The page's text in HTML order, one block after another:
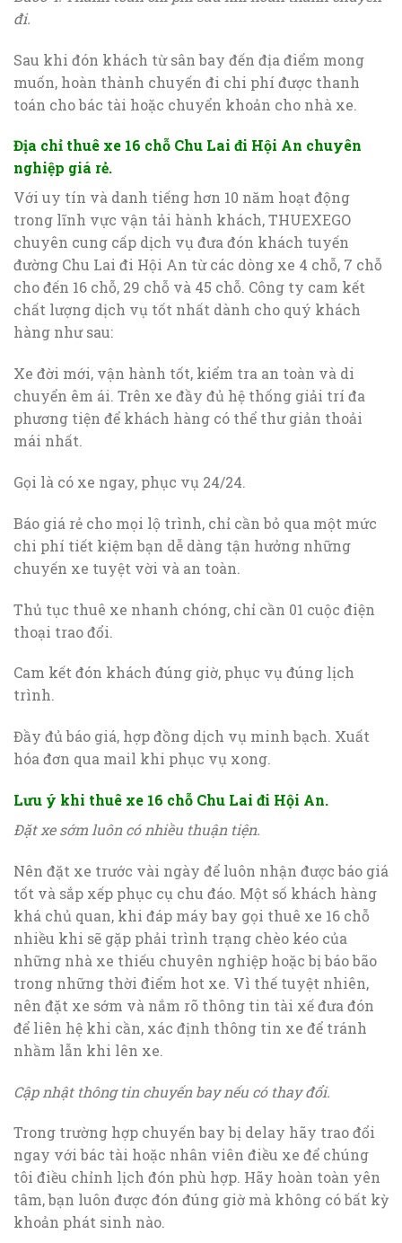
đi.
Sau khi đón khách từ sân bay đến địa điểm mong
muốn, hoàn thành chuyến đi chi phí được thanh
toán cho bác tài hoặc chuyển khoản cho nhà xe.
Địa chỉ thuê xe 16 chỗ Chu Lai đi Hội An chuyên
nghiệp giá rẻ.
Với uy tín và danh tiếng hơn 10 năm hoạt động
trong lĩnh vực vận tải hành khách, THUEXEGO
chuyên cung cấp dịch vụ đưa đón khách tuyến
đường Chu Lai đi Hội An từ các dòng xe 4 chỗ, 7 chỗ
cho đến 16 chỗ, 29 chỗ và 45 chỗ. Công ty cam kết
chất lượng dịch vụ tốt nhất dành cho quý khách
hàng như sau:
Xe đời mới, vận hành tốt, kiểm tra an toàn và di
chuyển êm ái. Trên xe đầy đủ hệ thống giải trí đa
phương tiện để khách hàng có thể thư giản thoải
mái nhất.
Gọi là có xe ngay, phục vụ 24/24.
Báo giá rẻ cho mọi lộ trình, chỉ cần bỏ qua một mức
chi phí tiết kiệm bạn dễ dàng tận hưởng những
chuyến xe tuyệt vời và an toàn.
Thủ tục thuê xe nhanh chóng, chỉ cần 01 cuộc điện
thoại trao đổi.
Cam kết đón khách đúng giờ, phục vụ đúng lịch
trình.
Đầy đủ báo giá, hợp đồng dịch vụ minh bạch. Xuất
hóa đơn qua mail khi phục vụ xong.
Lưu ý khi thuê xe 16 chỗ Chu Lai đi Hội An.
Đặt xe sớm luôn có nhiều thuận tiện.
Nên đặt xe trước vài ngày để luôn nhận được báo giá
tốt và sắp xếp phục cụ chu đáo. Một số khách hàng
khá chủ quan, khi đáp máy bay gọi thuê xe 16 chỗ
nhiều khi sẽ gặp phải trình trạng chèo kéo của
những nhà xe thiếu chuyên nghiệp hoặc bị báo bão
trong những thời điểm hot xe. Vì thế tuyệt nhiên,
nên đặt xe sớm và nắm rõ thông tin tài xế đưa đón
để liên hệ khi cần, xác định thông tin xe để tránh
nhầm lẫn khi lên xe.
Cập nhật thông tin chuyến bay nếu có thay đổi.
Trong trường hợp chuyến bay bị delay hãy trao đổi
ngay với bác tài hoặc nhân viên điều xe để chúng
tôi điều chỉnh lịch đón phù hợp. Hãy hoàn toàn yên
tâm, bạn luôn được đón đúng giờ mà không có bất kỳ
khoản phát sinh nào.